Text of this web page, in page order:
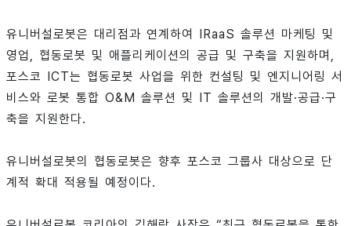
유니버설로봇은 대리점과 연계하여 IRaaS 솔루션 마케팅 및
영업, 협동로봇 및 애플리케이션의 공급 및 구축을 지원하며,
포스코 ICT는 협동로봇 사업을 위한 컨설팅 및 엔지니어링 서
비스와 로봇 통합 O&M 솔루션 및 IT 솔루션의 개발·공급·구
축을 지원한다.
유니버설로봇의 협동로봇은 향후 포스코 그룹사 대상으로 단
계적 확대 적용될 예정이다.